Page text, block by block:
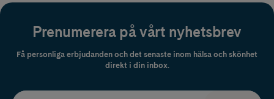
Prenumerera på vårt nyhetsbrev
Få personliga erbjudanden och det senaste inom hälsa och skönhet
direkt i din inbox.